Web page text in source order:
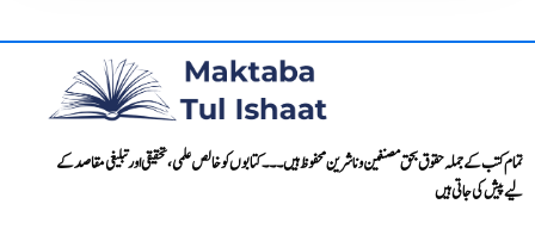
تمام کتب کے جملہ حقوق بحق مصنفین و ناشرین محفوظ ہیں۔۔۔ کتابوں کو خالص علمی، تحقیقی اور تبلیغی مقاصد کے
لیے پیش کی جاتی ہیں